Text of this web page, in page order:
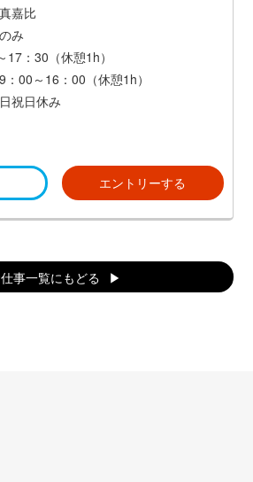
嘉比
み
17：30（休憩1h）
：00～16：00（休憩1h）
祝日休み
エントリーする
事一覧にもどる